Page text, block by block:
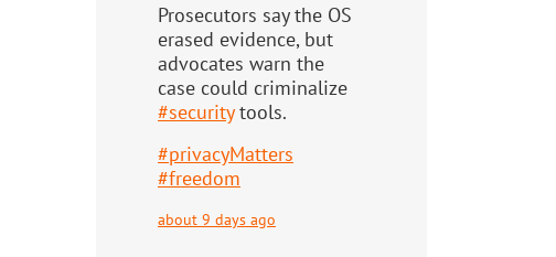
Prosecutors say the OS
erased evidence, but
advocates warn the
case could criminalize
#securitytools.
#privacyMatters
#freedom
about 9 days ago